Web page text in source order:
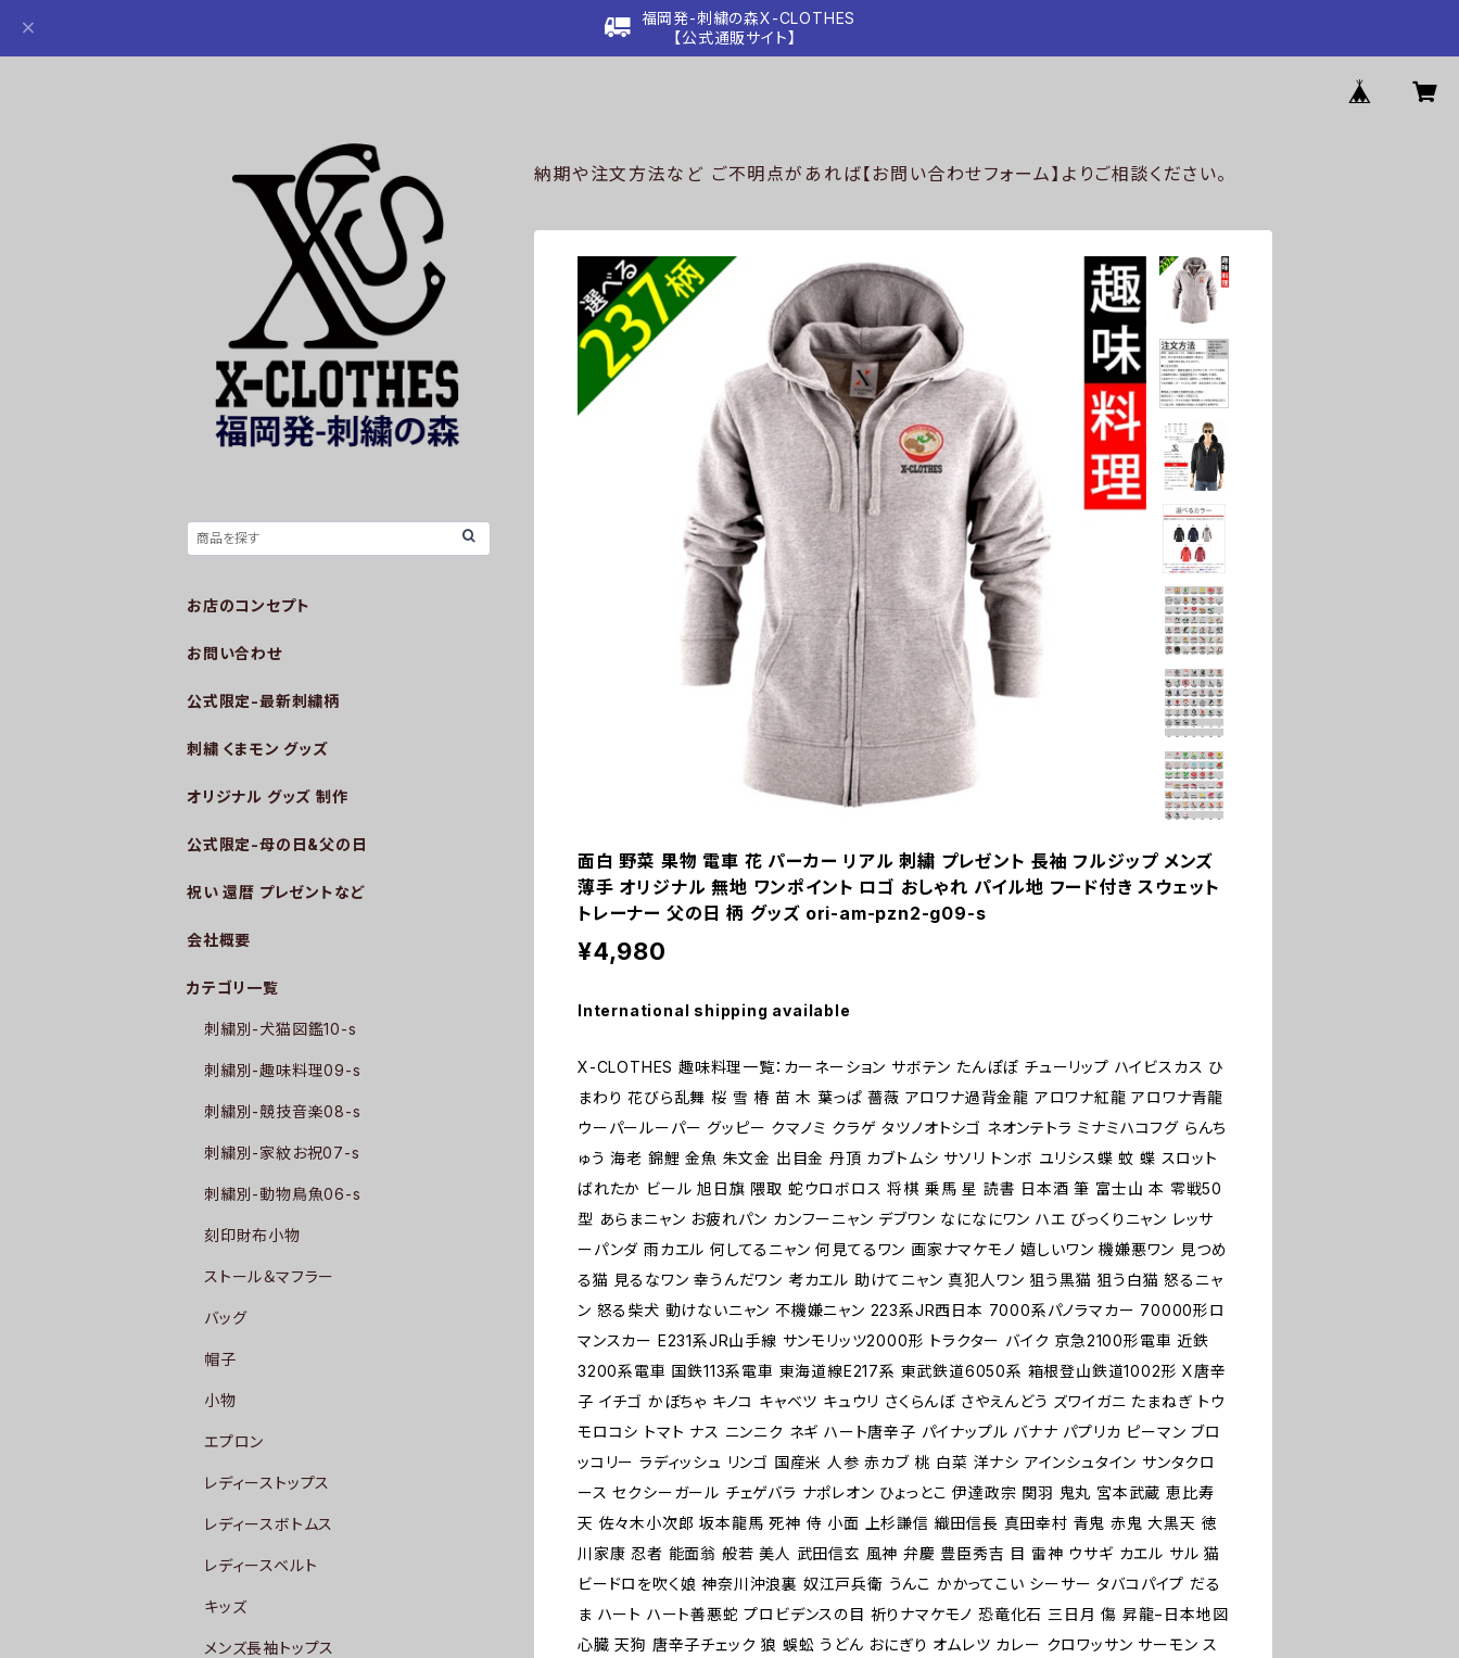
福岡発-刺繍の森X-CLOTHES
【公式通販サイト】
納期や注文方法など ご不明点があれば【お問い合わせフォーム】よりご相談ください。
面白 野菜 果物 電車 花 パーカー リアル 刺繍 プレゼント 長袖 フルジップ メンズ
薄手 オリジナル 無地 ワンポイント ロゴ おしゃれ パイル地 フード付き スウェット
トレーナー 父の日 柄 グッズ ori-am-pzn2-g09-s
¥4,980
International shipping available
X-CLOTHES 趣味料理一覧：カーネーション サボテン たんぽぽ チューリップ ハイビスカス ひ
まわり 花びら乱舞 桜 雪 椿 苗 木 葉っぱ 薔薇 アロワナ過背金龍 アロワナ紅龍 アロワナ青龍
ウーパールーパー グッピー クマノミ クラゲ タツノオトシゴ ネオンテトラ ミナミハコフグ らんち
ゅう 海老 錦鯉 金魚 朱文金 出目金 丹頂 カブトムシ サソリ トンボ ユリシス蝶 蚊 蝶 スロット
ばれたか ビール 旭日旗 隈取 蛇ウロボロス 将棋 乗馬 星 読書 日本酒 筆 富士山 本 零戦50
型 あらまニャン お疲れパン カンフーニャン デブワン なになにワン ハエ びっくりニャン レッサ
ーパンダ 雨カエル 何してるニャン 何見てるワン 画家ナマケモノ 嬉しいワン 機嫌悪ワン 見つめ
る猫 見るなワン 幸うんだワン 考カエル 助けてニャン 真犯人ワン 狙う黒猫 狙う白猫 怒るニャ
ン 怒る柴犬 動けないニャン 不機嫌ニャン 223系JR西日本 7000系パノラマカー 70000形ロ
マンスカー E231系JR山手線 サンモリッツ2000形 トラクター バイク 京急2100形電車 近鉄
3200系電車 国鉄113系電車 東海道線E217系 東武鉄道6050系 箱根登山鉄道1002形 X唐辛
子 イチゴ かぼちゃ キノコ キャベツ キュウリ さくらんぼ さやえんどう ズワイガニ たまねぎ トウ
モロコシ トマト ナス ニンニク ネギ ハート唐辛子 パイナップル バナナ パプリカ ピーマン ブロ
ッコリー ラディッシュ リンゴ 国産米 人参 赤カブ 桃 白菜 洋ナシ アインシュタイン サンタクロ
ース セクシーガール チェゲバラ ナポレオン ひょっとこ 伊達政宗 関羽 鬼丸 宮本武蔵 恵比寿
天 佐々木小次郎 坂本龍馬 死神 侍 小面 上杉謙信 織田信長 真田幸村 青鬼 赤鬼 大黒天 徳
川家康 忍者 能面翁 般若 美人 武田信玄 風神 弁慶 豊臣秀吉 目 雷神 ウサギ カエル サル 猫
ビードロを吹く娘 神奈川沖浪裏 奴江戸兵衛 うんこ かかってこい シーサー タバコパイプ だる
ま ハート ハート善悪蛇 プロビデンスの目 祈りナマケモノ 恐竜化石 三日月 傷 昇龍−日本地図
心臓 天狗 唐辛子チェック 狼 蜈蚣 うどん おにぎり オムレツ カレー クロワッサン サーモン ス
お店のコンセプト
お問い合わせ
公式限定-最新刺繍柄
刺繍 くまモン グッズ
オリジナル グッズ 制作
公式限定-母の日&父の日
祝い 還暦 プレゼントなど
会社概要
カテゴリ一覧
刺繍別-犬猫図鑑10-s
刺繍別-趣味料理09-s
刺繍別-競技音楽08-s
刺繍別-家紋お祝07-s
刺繍別-動物鳥魚06-s
刻印財布小物
ストール＆マフラー
バッグ
帽子
小物
エプロン
レディーストップス
レディースボトムス
レディースベルト
キッズ
メンズ長袖トップス